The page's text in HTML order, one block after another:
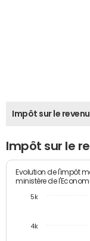
Impôt sur le revenu
Impôt sur le
Evolution de l'impôt
ministère de
4k
5k